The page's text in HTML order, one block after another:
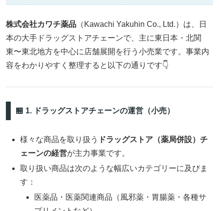
株式会社カワチ薬品 （Kawachi Yakuhin Co., Ltd.）は、日
本の大手ドラッグストアチェーンで、主に東日本・北関
東〜東北地方を中心に店舗展開を行う小売業です。事業内
容をわかりやすく整理すると以下の通りです👇
🏪 1. ドラッグストアチェーンの運営（小売）
様々な商品を取り扱う
ドラッグストア（薬局併設）チ
ェーンの経営が主力事業です。
取り扱い商品は次のような幅広いカテゴリーに及びま
す：
医薬品・医薬関連商品（風邪薬・胃腸薬・各種サ